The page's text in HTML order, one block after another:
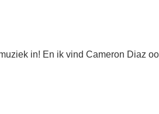
in! En ik vind Cameron Diaz